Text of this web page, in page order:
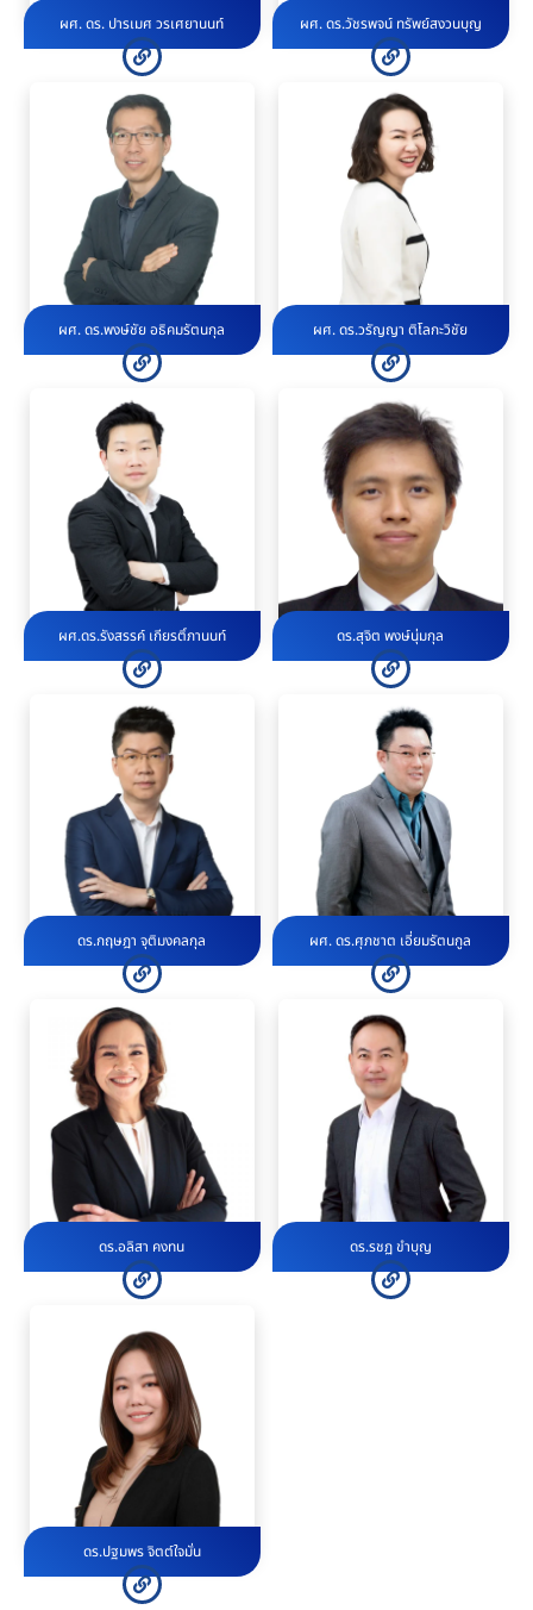
ผศ. ดร. ปารเมศ วรเศยานนท์ ผศ. ดร.วัชรพจน์ ทรัพย์สงวนบุญ
ผศ. ดร.พงษ์ชัย อธิคมรัตนกุล ผศ. ดร.วรัญญา ติโลกะวิชัย
ผศ.ดร.รังสรรค์ เกียรติ์ภานนท์ ดร.สุจิต พงษ์นุ่มกุล
ดร.กฤษฎา จุติมงคลกุล ผศ. ดร.ศุภชาต เอี่ยมรัตนกูล
ดร.อลิสา คงทน ดร.รชฏ ขำบุญ
ดร.ปฐมพร จิตต์ใจมั่น